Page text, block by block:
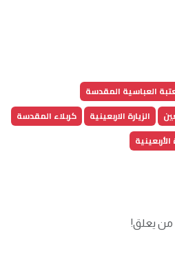
العباسية المقدسة
الزيارة الاربعينية
كربلاء المقدسة
الأربعينية
من يعلق!